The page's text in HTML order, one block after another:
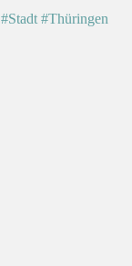
#Stadt #Thüringen